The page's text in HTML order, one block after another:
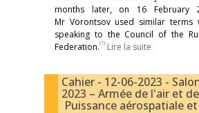
months later, on 16 February
Mr Vorontsov used similar terms
speaking to the Council of the
Federation.(1) Lire la suite
Cahier - 12-06-2023 -
2023 – Armée de l'air et
Puissance aérospatiale